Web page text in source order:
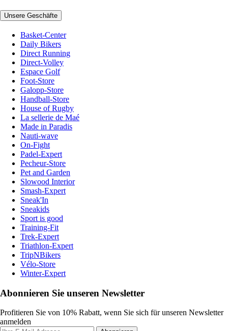
Unsere Geschäfte
Basket-Center
Daily Bikers
Direct Running
Direct-Volley
Espace Golf
Foot-Store
Galopp-Store
Handball-Store
House of Rugby
La sellerie de Maé
Made in Paradis
Nauti-wave
On-Fight
Padel-Expert
Pecheur-Store
Pet and Garden
Slowood Interior
Smash-Expert
Sneak'In
Sneakids
Sport is good
Training-Fit
Trek-Expert
Triathlon-Expert
TripNBikers
Vélo-Store
Winter-Expert
Abonnieren Sie unseren Newsletter
Profitieren Sie von 10% Rabatt, wenn Sie sich für unseren Newsletter
anmelden